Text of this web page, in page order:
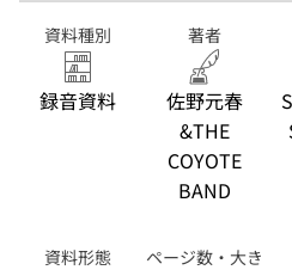
資料種別
録音資料
著者
佐野元春
&THE
COYOTE
BAND
資料形態
ページ数・大き